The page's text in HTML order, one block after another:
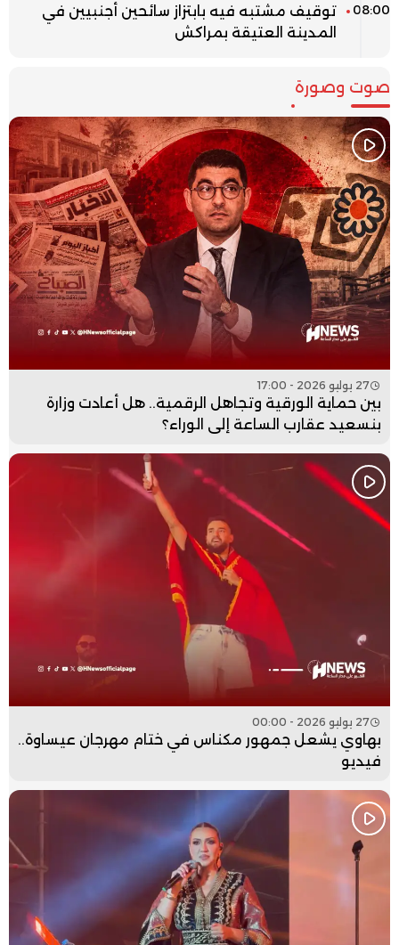
08:00
توقيف مشتبه فيه بابتزاز سائحين أجنبيين في
المدينة العتيقة بمراكش
صوت وصورة
27 يوليو 2026 - 17:00
بين حماية الورقية وتجاهل الرقمية.. هل أعادت وزارة
بنسعيد عقارب الساعة إلى الوراء؟
27 يوليو 2026 - 00:00
بهاوي يشعل جمهور مكناس في ختام مهرجان عيساوة..
فيديو